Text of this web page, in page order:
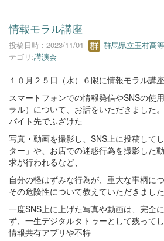
情報モラル講座
投稿日時 : 2023/11/01 群馬県立玉村高
テゴリ:講演会
１０月２５日（水）６限に情報モラル講
スマートフォンでの情報発信やSNSの使
ラル）について、お話をいただきました
バイト先でふざけた
写真・動画を撮影し、SNS上に投稿して
ター」や、お店での迷惑行為を撮影した
求が行われるなど、
自分の軽はずみな行為が、重大な事柄に
その危険性について教えていただきました
一度SNS上に上げた写真や動画は、完全
ず、一生デジタルタトゥーとして残って
情報共有アプリや不特